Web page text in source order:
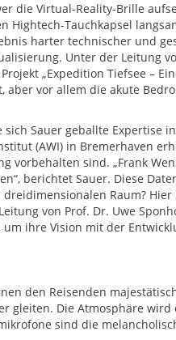
die Virtual-Reality-Brille
Tauchkapsel
harter technischer und
Unter der Leitung
„Expedition Tiefsee –
aber vor allem die akute
Sauer geballte Expertise
(AWI) in Bremerhaven
vorbehalten sind. „Frank
berichtet Sauer. Diese
Raum? Hier
von Prof. Dr. Uwe
ihre Vision mit der
den Reisenden
gleiten. Die Atmosphäre
sind die